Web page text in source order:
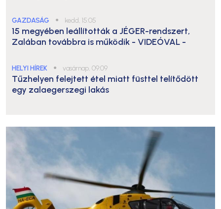
GAZDASÁG ● kedd, 15:05
15 megyében leállították a JÉGER-rendszert,
Zalában továbbra is működik - VIDEÓVAL -
HELYI HÍREK ● vasárnap, 09:09
Tűzhelyen felejtett étel miatt füsttel telítődött
egy zalaegerszegi lakás